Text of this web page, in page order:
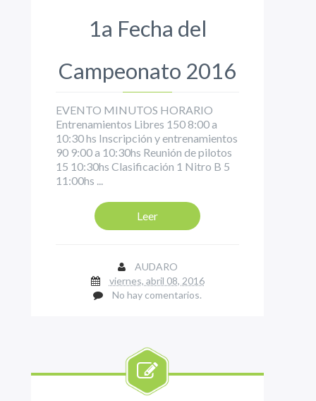
1a Fecha del
Campeonato 2016
EVENTO MINUTOS HORARIO
Entrenamientos Libres 150 8:00 a
10:30 hs Inscripción y entrenamientos
90 9:00 a 10:30hs Reunión de pilotos
15 10:30hs Clasificación 1 Nitro B 5
11:00hs ...
Leer
AUDARO
viernes, abril 08, 2016
No hay comentarios.